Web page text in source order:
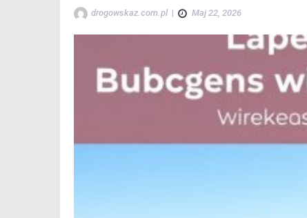
drogowskaz.com.pl | Maj 22, 2026